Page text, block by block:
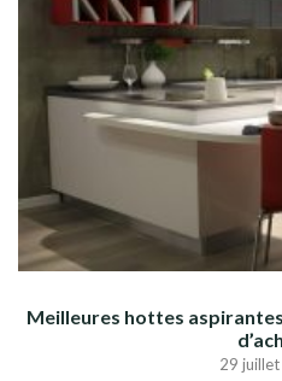
Meilleures hottes
29